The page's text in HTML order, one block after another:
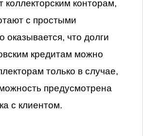
коллекторским конторам,
с простыми
оказывается, что долги
кредитам можно
только в случае,
предусмотрена
с клиентом.